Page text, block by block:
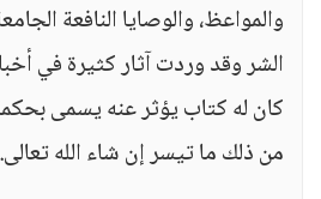
والمواعظ، والوصايا النافعة
الشر وقد وردت آثار كثيرة في
كان له كتاب يؤثر عنه يسمى
من ذلك ما تيسر إن شاء الله تعالى.